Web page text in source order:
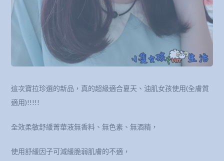
這次寶拉珍選的新品，真的超級適合夏天、油肌女孩使用(全膚質
適用)!!!!!
全效柔敏舒緩菁華液無香料、無色素、無酒精，
使用舒緩因子可減緩脆弱肌膚的不適，